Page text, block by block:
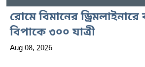
রোমে বিমানের ড্রিমলাইনারে
বিপাকে ৩০০ যাত্রী
Aug 08, 2026